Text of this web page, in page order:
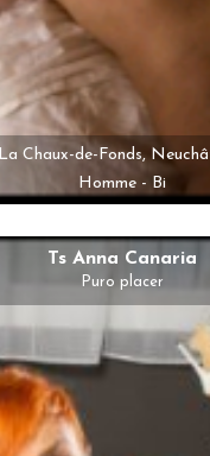
La Chaux-de-Fonds,
Homme - Bi
Ts Anna Canaria
Puro placer